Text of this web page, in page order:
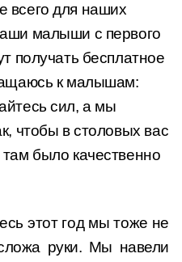
всего для наших
малыши с первого
получать бесплатное
к малышам:
сил, а мы
чтобы в столовых вас
было качественно
этот год мы тоже не
руки. Мы навели